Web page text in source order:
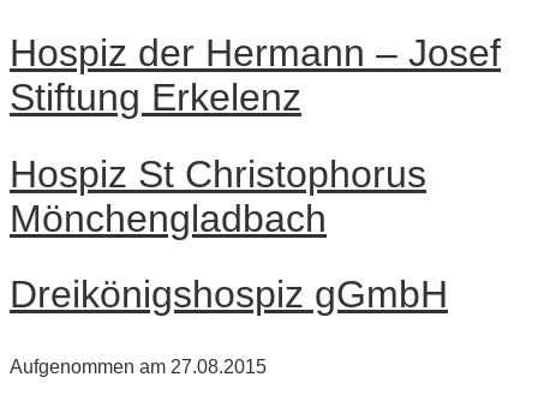
Hospiz der Hermann – Josef
Stiftung Erkelenz
Hospiz St Christophorus
Mönchengladbach
Dreikönigshospiz gGmbH
Aufgenommen am 27.08.2015